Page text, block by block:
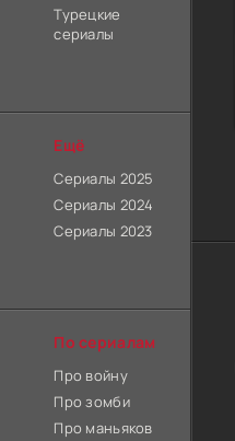
Турецкие
сериалы
Ещё
Сериалы 2025
Сериалы 2024
Сериалы 2023
По сериалам
Про войну
Про зомби
Про маньяков